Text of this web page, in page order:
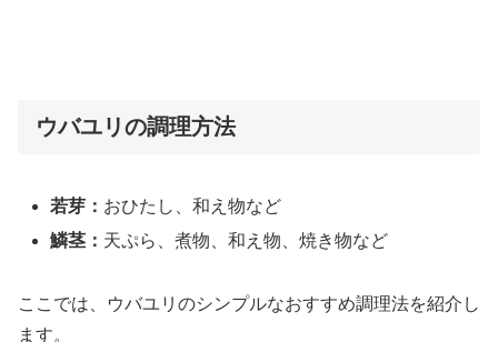
ウバユリの調理方法
若芽： おひたし、和え物など
鱗茎： 天ぷら、煮物、和え物、焼き物など
ここでは、ウバユリのシンプルなおすすめ調理法を紹介し
ます。